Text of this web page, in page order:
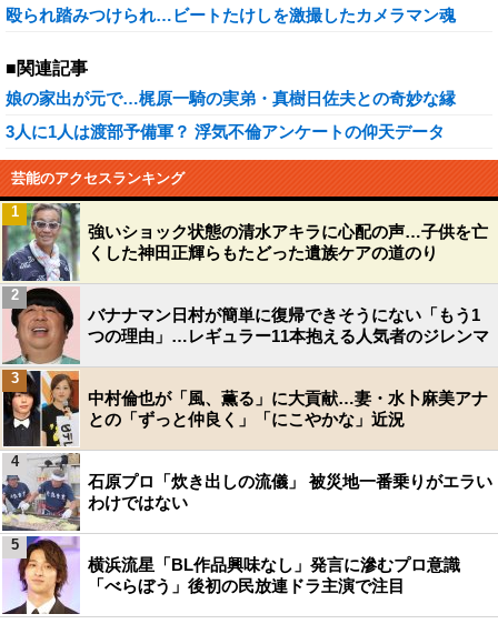
殴られ踏みつけられ…ビートたけしを激撮したカメラマン魂
■関連記事
娘の家出が元で…梶原一騎の実弟・真樹日佐夫との奇妙な縁
3人に1人は渡部予備軍？ 浮気不倫アンケートの仰天データ
芸能のアクセスランキング
強いショック状態の清水アキラに心配の声…子供を亡
くした神田正輝らもたどった遺族ケアの道のり
1
バナナマン日村が簡単に復帰できそうにない「もう1
つの理由」…レギュラー11本抱える人気者のジレンマ
2
中村倫也が「風、薫る」に大貢献…妻・水卜麻美アナ
との「ずっと仲良く」「にこやかな」近況
3
石原プロ「炊き出しの流儀」 被災地一番乗りがエラい
わけではない
4
横浜流星「BL作品興味なし」発言に滲むプロ意識
「べらぼう」後初の民放連ドラ主演で注目
5